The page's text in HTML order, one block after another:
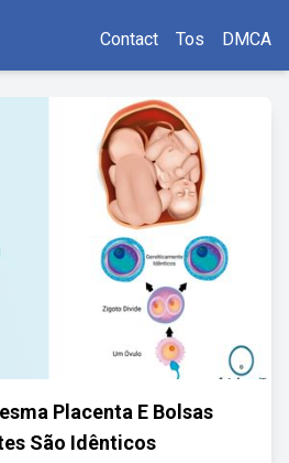
Contact Tos DMCA
Placenta E Bolsas
São Idênticos